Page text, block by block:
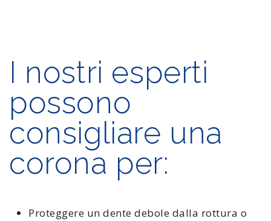
I nostri esperti
possono
consigliare una
corona per:
Proteggere un dente debole dalla rottura o